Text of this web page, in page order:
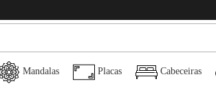
Mandalas Placas Cabeceiras